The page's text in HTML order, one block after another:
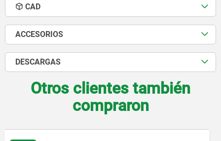
CAD
ACCESORIOS
DESCARGAS
Otros clientes también
compraron